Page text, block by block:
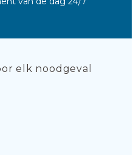
elk noodgeval